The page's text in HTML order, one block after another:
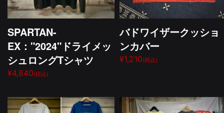
SPARTAN-
EX："2024"ドライメッ
シュロングTシャツ
¥4,840(税込)
バドワイザークッショ
ンカバー
¥1,210(税込)